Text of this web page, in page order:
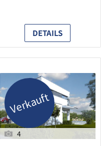
DETAILS
Verkauft
4